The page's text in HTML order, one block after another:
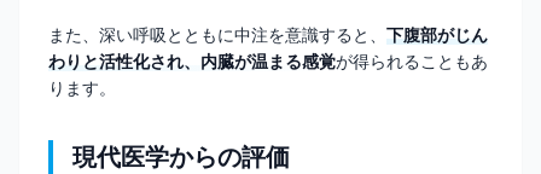
また、深い呼吸とともに中注を意識すると、 下腹部がじん
わりと活性化され、内臓が温まる感覚が得られることもあ
ります。
現代医学からの評価